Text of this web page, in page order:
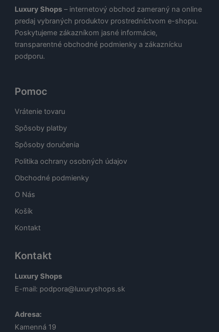
Luxury Shops – internetový obchod zameraný na online
predaj vybraných produktov prostredníctvom e-shopu.
Poskytujeme zákazníkom jasné informácie,
transparentné obchodné podmienky a zákaznícku
podporu.
Pomoc
Vrátenie tovaru
Spôsoby platby
Spôsoby doručenia
Politika ochrany osobných údajov
Obchodné podmienky
O Nás
Košík
Kontakt
Kontakt
Luxury Shops
E-mail: podpora@luxuryshops.sk
Adresa:
Kamenná 19